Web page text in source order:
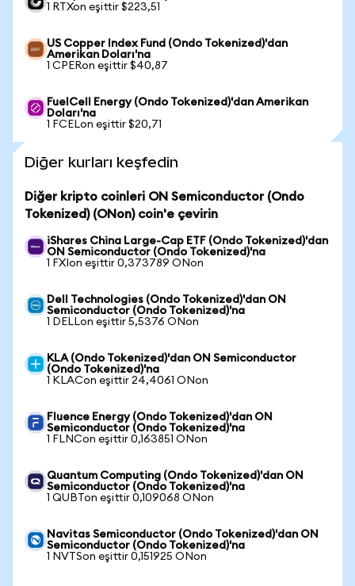
1 RTXon eşittir $223,51
US Copper Index Fund (Ondo Tokenized)'dan
Amerikan Doları'na
1 CPERon eşittir $40,87
FuelCell Energy (Ondo Tokenized)'dan Amerikan
Doları'na
1 FCELon eşittir $20,71
Diğer kurları keşfedin
Diğer kripto coinleri ON Semiconductor (Ondo
Tokenized) (ONon) coin'e çevirin
iShares China Large-Cap ETF (Ondo Tokenized)'dan
ON Semiconductor (Ondo Tokenized)'na
1 FXIon eşittir 0,373789 ONon
Dell Technologies (Ondo Tokenized)'dan ON
Semiconductor (Ondo Tokenized)'na
1 DELLon eşittir 5,5376 ONon
KLA (Ondo Tokenized)'dan ON Semiconductor
(Ondo Tokenized)'na
1 KLACon eşittir 24,4061 ONon
Fluence Energy (Ondo Tokenized)'dan ON
Semiconductor (Ondo Tokenized)'na
1 FLNCon eşittir 0,163851 ONon
Quantum Computing (Ondo Tokenized)'dan ON
Semiconductor (Ondo Tokenized)'na
1 QUBTon eşittir 0,109068 ONon
Navitas Semiconductor (Ondo Tokenized)'dan ON
Semiconductor (Ondo Tokenized)'na
1 NVTSon eşittir 0,151925 ONon